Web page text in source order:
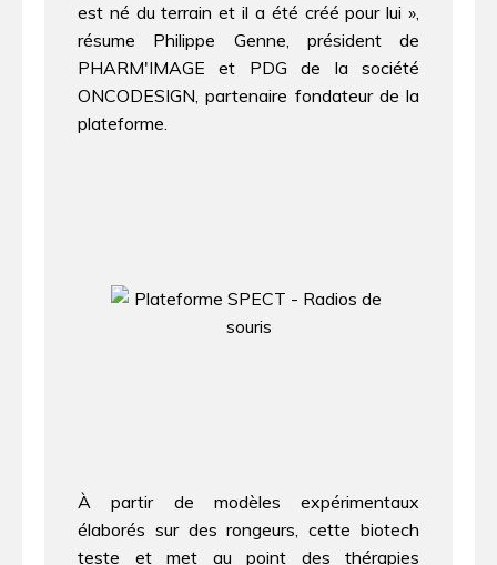
est né du terrain et il a été créé pour lui »,
résume Philippe Genne, président de
PHARM'IMAGE et PDG de la société
ONCODESIGN, partenaire fondateur de la
plateforme.
À partir de modèles expérimentaux
élaborés sur des rongeurs, cette biotech
teste et met au point des thérapies